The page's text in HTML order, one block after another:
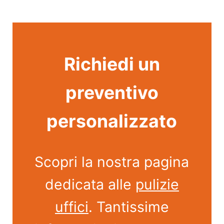
Richiedi un
preventivo
personalizzato
Scopri la nostra pagina
dedicata alle pulizie
uffici. Tantissime